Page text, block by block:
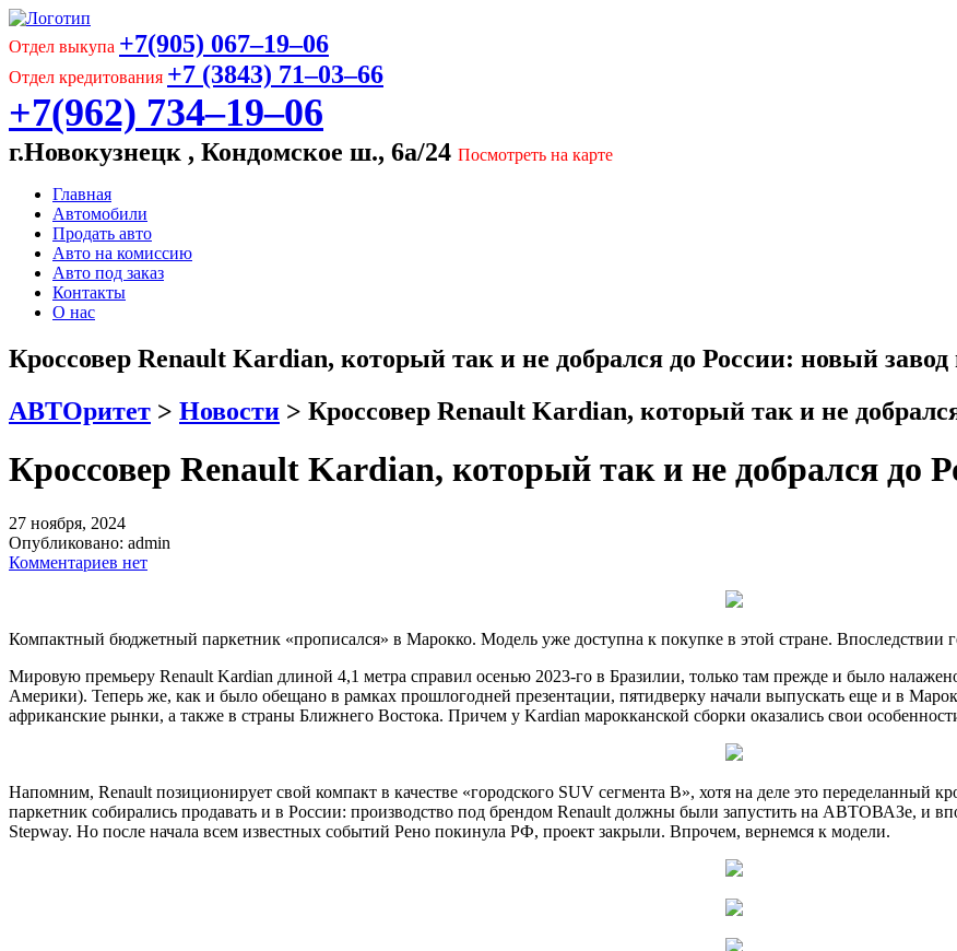
Отдел выкупа +7(905) 067‒19‒06
Отдел кредитования +7 (3843) 71‒03‒66
+7(962) 734‒19‒06
г.Новокузнецк , Кондомское ш., 6а/24 Посмотреть на карте
Главная
Автомобили
Продать авто
Авто на комиссию
Авто под заказ
Контакты
О нас
Кроссовер Renault Kardian, который так и не добрался до России: новый завод
АВТОритет > Новости > Кроссовер Renault Kardian, который так и не
Кроссовер Renault Kardian, который так и не добрался до
27 ноября, 2024
Опубликовано: admin
Комментариев нет
Компактный бюджетный паркетник «прописался» в Марокко. Модель уже доступна к покупке в этой стране. Впоследствии
Мировую премьеру Renault Kardian длиной 4,1 метра справил осенью 2023-го в Бразилии, только там прежде и было
Америки). Теперь же, как и было обещано в рамках прошлогодней презентации, пятидверку начали выпускать еще и в
африканские рынки, а также в страны Ближнего Востока. Причем у Kardian марокканской сборки оказались свои
Напомним, Renault позиционирует свой компакт в качестве «городского SUV сегмента B», хотя на деле это переделанный
паркетник собирались продавать и в России: производство под брендом Renault должны были запустить на АВТОВАЗе, и
Stepway. Но после начала всем известных событий Рено покинула РФ, проект закрыли. Впрочем, вернемся к модели.